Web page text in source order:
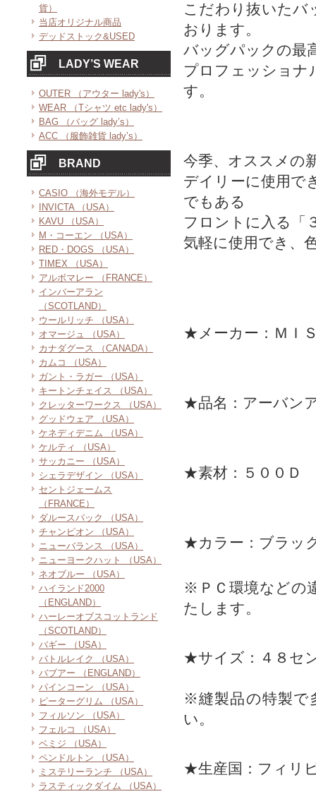
貨）
当店オリジナル商品
デッドストック&USED
LADY’S WEAR
OUTER （アウター lady's）
WEAR （Tシャツ etc lady's）
BAG （バッグ lady’s）
ACC （服飾雑貨 lady’s）
BRAND
CASIO （海外モデル）
INVICTA （USA）
KAVU （USA）
M・コーエン （USA）
RED・DOGS （USA）
TIMEX （USA）
アルボマレー （FRANCE）
インバーアラン
（SCOTLAND）
ウールリッチ （USA）
オマージュ （USA）
カナダグース （CANADA）
カムコ （USA）
ガント・ラガー （USA）
キートンチェイス （USA）
クレッターワークス （USA）
グッドウェア （USA）
ケネディデニム （USA）
ケルティ （USA）
サッカニー （USA）
シェラデザイン （USA）
セントジェームス
（FRANCE）
ダルースパック （USA）
チャンピオン （USA）
ニューバランス （USA）
ニューヨークハット （USA）
ネオブルー （USA）
ハイランド2000
（ENGLAND）
ハーレーオブスコットランド
（SCOTLAND）
バギー （USA）
バトルレイク （USA）
バブアー （ENGLAND）
パインコーン （USA）
ピーターグリム （USA）
フィルソン （USA）
フェルコ （USA）
ベミジ （USA）
ペンドルトン （USA）
ミステリーランチ （USA）
ラスティックダイム （USA）
こだわり抜いたバ
おります。
バッグパックの最
プロフェッショナ
す。
今季、オススメの
デイリーに使用で
でもある
フロントに入る「
気軽に使用でき、
★メーカー：ＭＩ
★品名：アーバン
★素材：５００Ｄ
★カラー：ブラッ
※ＰＣ環境などの
たします。
★サイズ：４８セ
※縫製品の特製で
い。
★生産国：フィリ